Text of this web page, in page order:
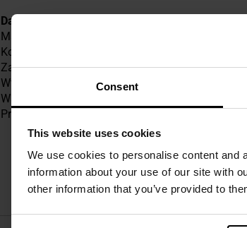
Consent
This website uses cookies
We use cookies to personalise content and
information about your use of our site with
other information that you’ve provided to
Dane techniczne
Materiał: tworzywo sztuczne i metal
Kolor: czarny
Zasilanie: 2 x AAA
Wtyk: G2 Military
Waga: 325 g
Producent: